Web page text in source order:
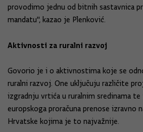
provodimo jednu od bitnih sastavnica
mandatu", kazao je Plenković.
Aktivnosti za ruralni razvoj
Govorio je i o aktivnostima koje se
ruralni razvoj. One uključuju različite
izgradnju vrtića u ruralnim sredinama
europskoga proračuna prenose izravno
Hrvatske kojima je to najvažnije.